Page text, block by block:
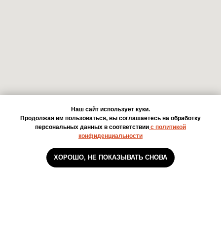
Наш сайт использует куки.
Продолжая им пользоваться, вы соглашаетесь на обработку
персональных данных в соответствии с политикой
конфиденциальности
ХОРОШО, НЕ ПОКАЗЫВАТЬ СНОВА